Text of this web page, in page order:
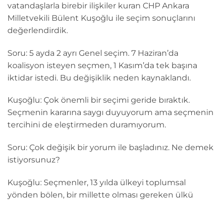
vatandaşlarla birebir ilişkiler kuran CHP Ankara
Milletvekili Bülent Kuşoğlu ile seçim sonuçlarını
değerlendirdik.
Soru: 5 ayda 2 ayrı Genel seçim. 7 Haziran’da
koalisyon isteyen seçmen, 1 Kasım’da tek başına
iktidar istedi. Bu değişiklik neden kaynaklandı.
Kuşoğlu: Çok önemli bir seçimi geride bıraktık.
Seçmenin kararına saygı duyuyorum ama seçmenin
tercihini de eleştirmeden duramıyorum.
Soru: Çok değişik bir yorum ile başladınız. Ne demek
istiyorsunuz?
Kuşoğlu: Seçmenler, 13 yılda ülkeyi toplumsal
yönden bölen, bir millette olması gereken ülkü